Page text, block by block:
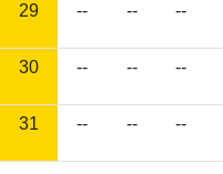
29 -- -- --
30 -- -- --
31 -- -- --